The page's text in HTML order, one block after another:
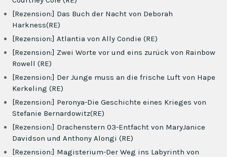
[Rezension:] Das Buch der Nacht von Deborah
Harkness(RE)
[Rezension:] Atlantia von Ally Condie (RE)
[Rezension:] Zwei Worte vor und eins zurück von Rainbow
Rowell (RE)
[Rezension:] Der Junge muss an die frische Luft von Hape
Kerkeling (RE)
[Rezension:] Peronya-Die Geschichte eines Krieges von
Stefanie Bernardowitz(RE)
[Rezension:] Drachenstern 03-Entfacht von MaryJanice
Davidson und Anthony Alongi (RE)
[Rezension:] Magisterium-Der Weg ins Labyrinth von